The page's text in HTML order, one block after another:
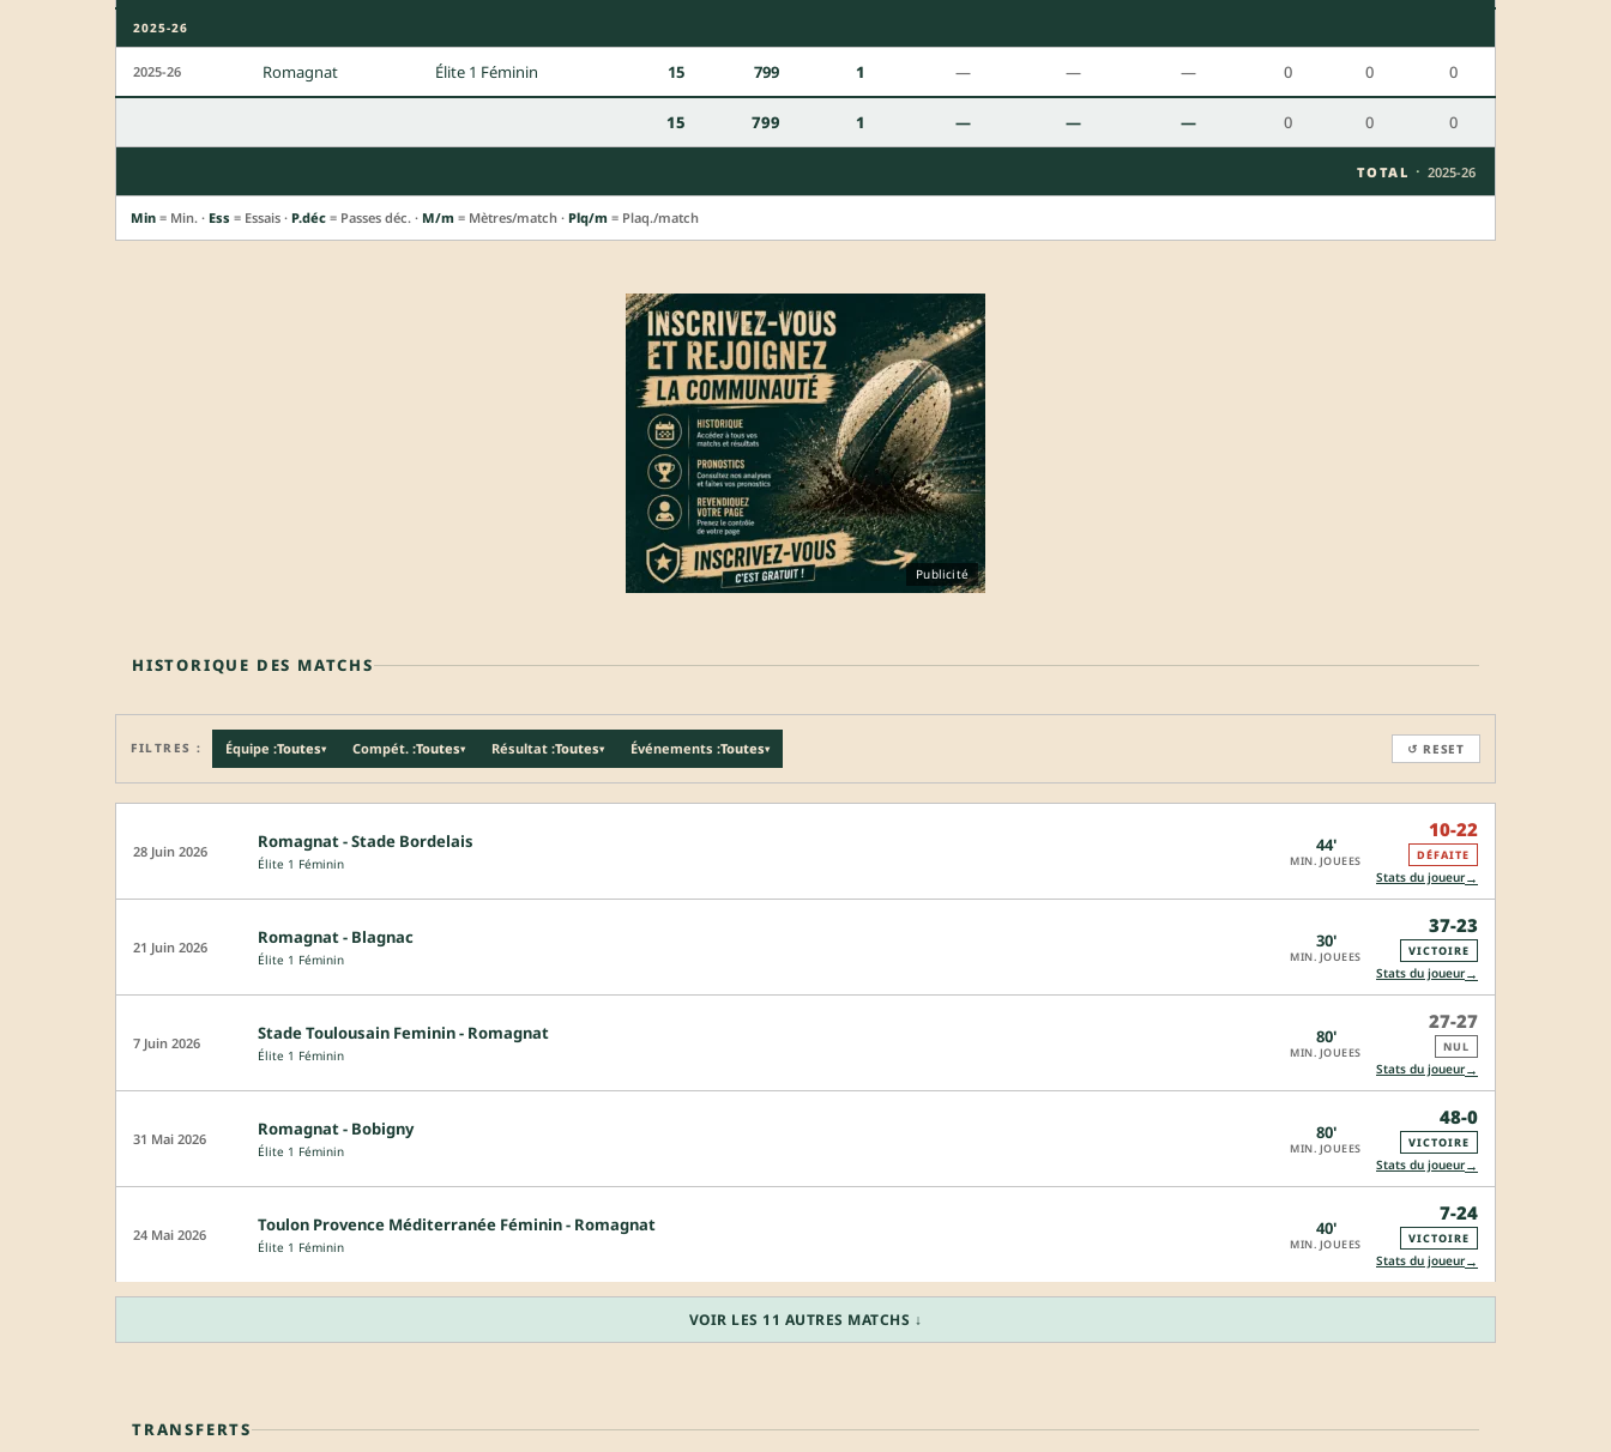
2025-26
2025-26 Romagnat Élite 1 Féminin 15 799 1 — — — 0 0 0
15 799 1 — — — 0 0 0
TOTAL · 2025-26
Min = Min. · Ess = Essais · P.déc = Passes déc. · M/m = Mètres/match · Plq/m = Plaq./match
Publicité
HISTORIQUE DES MATCHS
FILTRES : Équipe :Toutes▾ Compét. :Toutes▾ Résultat :Toutes▾ Événements :Toutes▾ ↺ RESET
28 Juin 2026 Romagnat - Stade Bordelais
Élite 1 Féminin
44'
MIN. JOUEES
10-22
DÉFAITE
Stats du joueur→
21 Juin 2026 Romagnat - Blagnac
Élite 1 Féminin
30'
MIN. JOUEES
37-23
VICTOIRE
Stats du joueur→
7 Juin 2026 Stade Toulousain Feminin - Romagnat
Élite 1 Féminin
80'
MIN. JOUEES
27-27
NUL
Stats du joueur→
31 Mai 2026 Romagnat - Bobigny
Élite 1 Féminin
80'
MIN. JOUEES
48-0
VICTOIRE
Stats du joueur→
24 Mai 2026 Toulon Provence Méditerranée Féminin - Romagnat
Élite 1 Féminin
40'
MIN. JOUEES
7-24
VICTOIRE
Stats du joueur→
VOIR LES 11 AUTRES MATCHS ↓
TRANSFERTS